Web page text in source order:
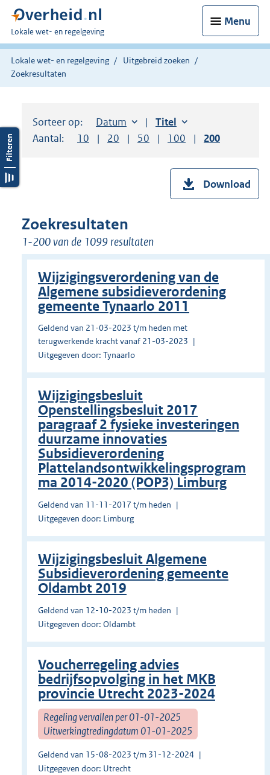
Menu
U
bent
hier:
Lokale wet- en regelgeving
Lokale wet- en regelgeving
Uitgebreid zoeken
Zoekresultaten
Sorteer op: Sorteer op:
Datum aflopendSorteer op:
Titel oplopend
Aantal:
Toon
10 resultaten per pagina
Toon
20 resultaten per pagina
Toon
50 resultaten per pagina
Toon
100 resultaten per
Toon
200
Download
Zoekresultaten
1-200 van de 1099 resultaten
Wijzigingsverordening van de
Algemene subsidieverordening
gemeente Tynaarlo 2011
Geldend van 21-03-2023 t/m heden met
terugwerkende kracht vanaf 21-03-2023
Uitgegeven door: Tynaarlo
Wijzigingsbesluit
Openstellingsbesluit 2017
paragraaf 2 fysieke investeringen
duurzame innovaties
Subsidieverordening
Plattelandsontwikkelingsprogram
ma 2014-2020 (POP3) Limburg
Geldend van 11-11-2017 t/m heden
Uitgegeven door: Limburg
Wijzigingsbesluit Algemene
Subsidieverordening gemeente
Oldambt 2019
Geldend van 12-10-2023 t/m heden
Uitgegeven door: Oldambt
Voucherregeling advies
bedrijfsopvolging in het MKB
provincie Utrecht 2023-2024
Regeling vervallen per 01-01-2025
Uitwerkingtredingdatum 01-01-2025
Geldend van 15-08-2023 t/m 31-12-2024
Uitgegeven door: Utrecht